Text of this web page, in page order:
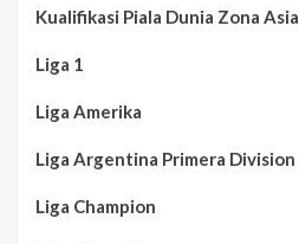
Kualifikasi Piala Dunia Zona Asia
Liga 1
Liga Amerika
Liga Argentina Primera Division
Liga Champion